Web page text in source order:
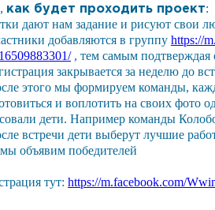
как будет проходить проект:
дают нам задание и рисуют свои
добавляются в группу https://
, тем самым подтверждая
закрывается за неделю до
этого мы формируем команды,
и воплотить на своих фото
дети. Например команды
встречи дети выберут лучшие
объявим победителей
тут: https://m.facebook.com/